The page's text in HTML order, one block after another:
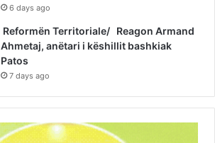
6 days ago
Reformën Territoriale/ Reagon Armand
Ahmetaj, anëtari i këshillit bashkiak
Patos
7 days ago